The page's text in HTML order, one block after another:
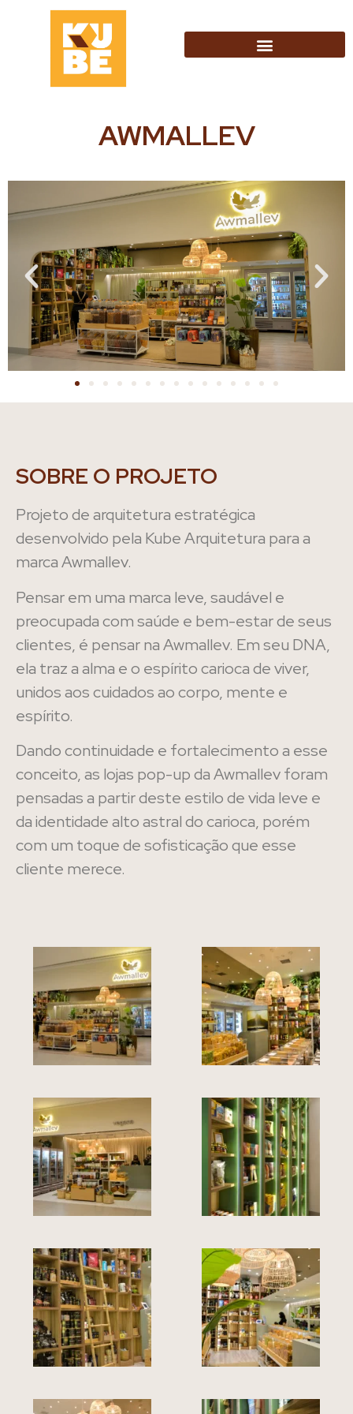
AWMALLEV
SOBRE O PROJETO
Projeto de arquitetura estratégica
desenvolvido pela Kube Arquitetura para a
marca Awmallev.
Pensar em uma marca leve, saudável e
preocupada com saúde e bem-estar de seus
clientes, é pensar na Awmallev. Em seu DNA,
ela traz a alma e o espírito carioca de viver,
unidos aos cuidados ao corpo, mente e
espírito.
Dando continuidade e fortalecimento a esse
conceito, as lojas pop-up da Awmallev foram
pensadas a partir deste estilo de vida leve e
da identidade alto astral do carioca, porém
com um toque de sofisticação que esse
cliente merece.